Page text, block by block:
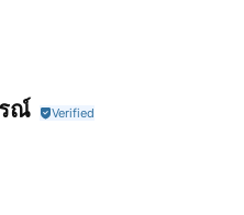
ณ์